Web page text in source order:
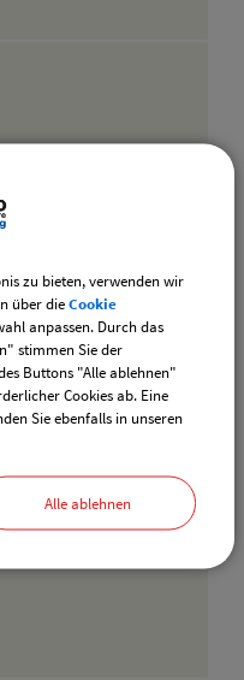
zu bieten, verwenden wir
über dieCookie
anpassen. Durch das
stimmen Sie der
Buttons "Alle ablehnen"
Cookies ab. Eine
Sie ebenfalls in unseren
Alle ablehnen